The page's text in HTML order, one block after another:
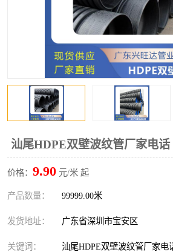
汕尾HDPE双壁波纹管厂家电话
价格： 9.90 元/米 起
产品数量： 99999.00米
发货地址： 广东省深圳市宝安区
关键词： 汕尾HDPE双壁波纹管厂家电